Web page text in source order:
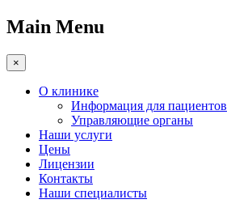
Main Menu
×
О клинике
Информация для пациентов
Управляющие органы
Наши услуги
Цены
Лицензии
Контакты
Наши специалисты